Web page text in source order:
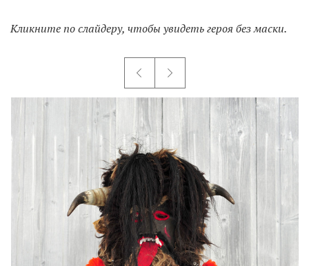
Кликните по слайдеру, чтобы увидеть героя без маски.